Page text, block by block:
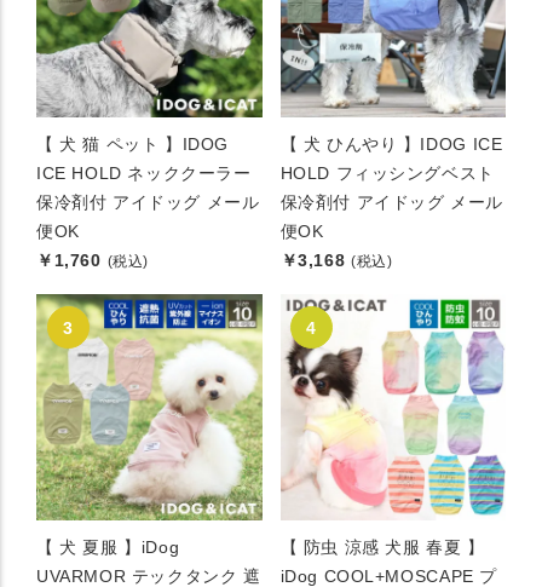
【 犬 猫 ペット 】IDOG
ICE HOLD ネッククーラー
保冷剤付 アイドッグ メール
便OK
￥1,760 (税込)
【 犬 ひんやり 】IDOG ICE
HOLD フィッシングベスト
保冷剤付 アイドッグ メール
便OK
￥3,168 (税込)
【 犬 夏服 】iDog
UVARMOR テックタンク 遮
【 防虫 涼感 犬服 春夏 】
iDog COOL+MOSCAPE プ